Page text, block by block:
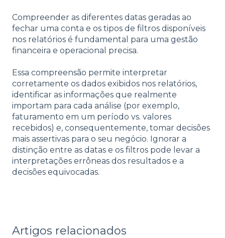
Compreender as diferentes datas geradas ao
fechar uma conta e os tipos de filtros disponíveis
nos relatórios é fundamental para uma gestão
financeira e operacional precisa.
Essa compreensão permite interpretar
corretamente os dados exibidos nos relatórios,
identificar as informações que realmente
importam para cada análise (por exemplo,
faturamento em um período vs. valores
recebidos) e, consequentemente, tomar decisões
mais assertivas para o seu negócio. Ignorar a
distinção entre as datas e os filtros pode levar a
interpretações errôneas dos resultados e a
decisões equivocadas.
Artigos relacionados